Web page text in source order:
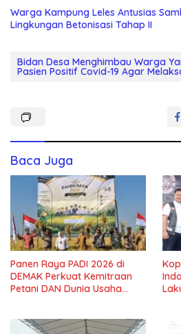
Warga Kampung Leles Antusias
Lingkungan Betonisasi Tahap II
Bidan Desa Menghimbau Warga
Pasien Positif Covid-19 Agar
Baca Juga
Panen Raya PADI 2026 di
DEMAK Perkuat Kemitraan
Petani DAN Dunia Usaha